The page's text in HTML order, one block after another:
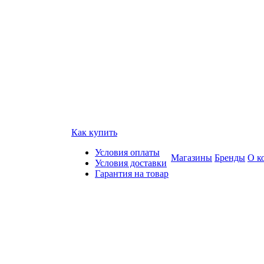
Как купить
Условия оплаты
Условия доставки
Гарантия на товар
Магазины Бренды О